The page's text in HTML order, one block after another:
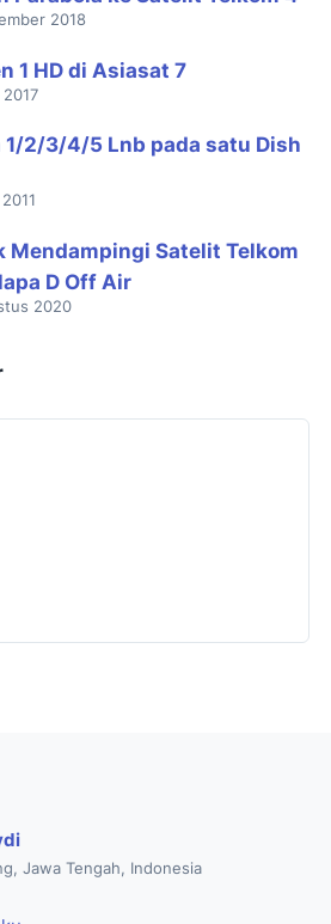
2018
1 HD di Asiasat 7
1/2/3/4/5 Lnb pada satu Dish
Mendampingi Satelit Telkom
D Off Air
2020
Jawa Tengah, Indonesia